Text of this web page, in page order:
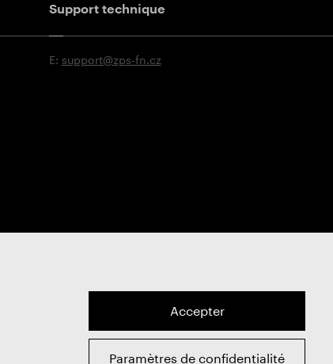
Support technique
E: support@zps-fn.cz
Accepter
Paramètres de confidentialité